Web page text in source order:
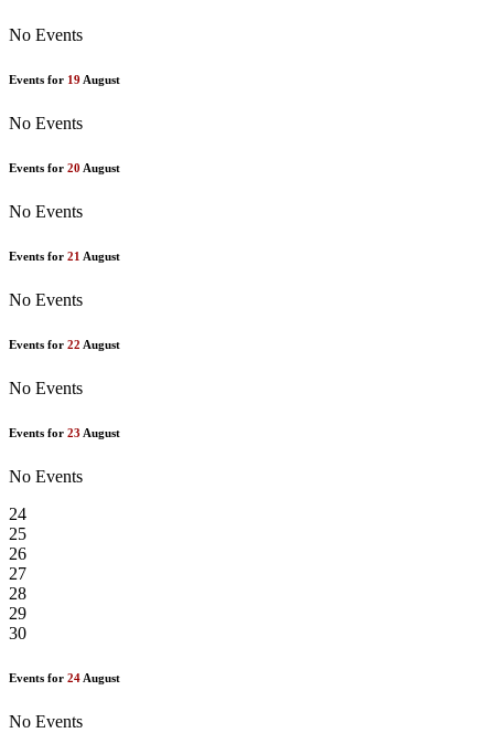
No Events
Events for 19 August
No Events
Events for 20 August
No Events
Events for 21 August
No Events
Events for 22 August
No Events
Events for 23 August
No Events
24
25
26
27
28
29
30
Events for 24 August
No Events